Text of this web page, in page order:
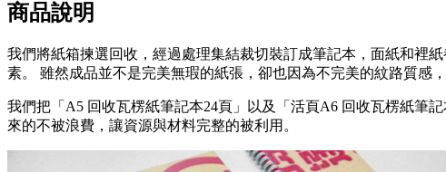
商品說明
我們將紙箱揀選回收，經過處理集結裁切裝訂成筆記本，面紙和裡
素。 雖然成品並不是完美無瑕的紙張，卻也因為不完美的紋路質感
我們把「A5 回收瓦楞紙筆記本24頁」以及「活頁A6 回收瓦楞紙筆
來的不被浪費，讓資源與材料完整的被利用。